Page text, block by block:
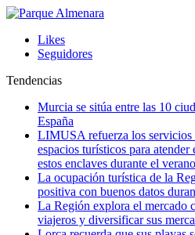
Likes
Seguidores
Tendencias
Murcia se sitúa entre las 10
España
LIMUSA refuerza los servicios
espacios turísticos para
estos enclaves durante el verano
La ocupación turística de la
positiva con buenos datos
La Región explora el mercado
viajeros y diversificar sus